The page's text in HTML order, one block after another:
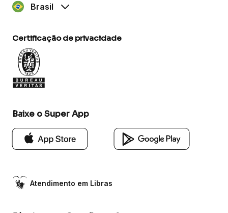
Brasil
Certificação de privacidade
Baixe o Super App
Atendimento em Libras